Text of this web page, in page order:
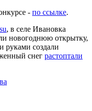
- по ссылке.
, в селе Ивановка
новогоднюю открытку,
руками создали
снег растоптали